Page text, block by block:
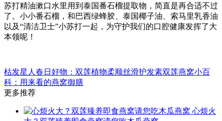
苏打精油漱口水里用到泰国番石榴提取物，简直是再合适不过
了。小小番石榴，和巴西绿蜂胶、泰国椰子油、索马里乳香油
以及“清洁卫士”小苏打一起，为守护我们的口腔健康发挥了大
本领呢！
枯发星人春日好物：双莲植物柔顺丝滑护发素双莲燕窝小百
科：用来看的燕窝御膳
更多推荐
心烦火